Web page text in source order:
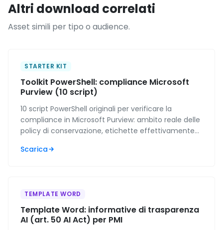
Altri download correlati
Asset simili per tipo o audience.
STARTER KIT
Toolkit PowerShell: compliance Microsoft
Purview (10 script)
10 script PowerShell originali per verificare la
compliance in Microsoft Purview: ambito reale delle
policy di conservazione, etichette effettivamente
stato del log di controllo. Per IT admin e MSP.
Scarica
TEMPLATE WORD
Template Word: informative di trasparenza
AI (art. 50 AI Act) per PMI